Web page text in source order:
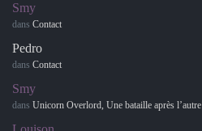
Smy
dans Contact
Pedro
dans Contact
Smy
dans Unicorn Overlord, Une bataille après l’autre